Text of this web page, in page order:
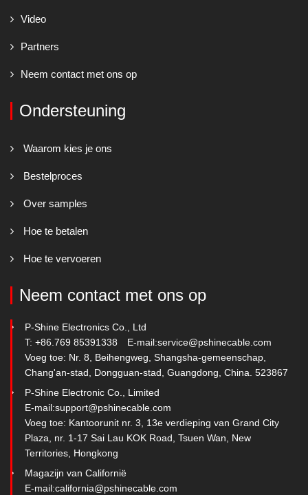
Video
Partners
Neem contact met ons op
Ondersteuning
Waarom kies je ons
Bestelproces
Over samples
Hoe te betalen
Hoe te vervoeren
Neem contact met ons op
P-Shine Electronics Co., Ltd
T: +86.769 85391338
E-mail:service@pshinecable.com
Voeg toe: Nr. 8, Beihengweg, Shangsha-gemeenschap,
Chang'an-stad, Dongguan-stad, Guangdong, China. 523867
P-Shine Electronic Co., Limited
E-mail:support@pshinecable.com
Voeg toe: Kantoorunit nr. 3, 13e verdieping van Grand City
Plaza, nr. 1-17 Sai Lau KOK Road, Tsuen Wan, New
Territories, Hongkong
Magazijn van Californië
E-mail:california@pshinecable.com